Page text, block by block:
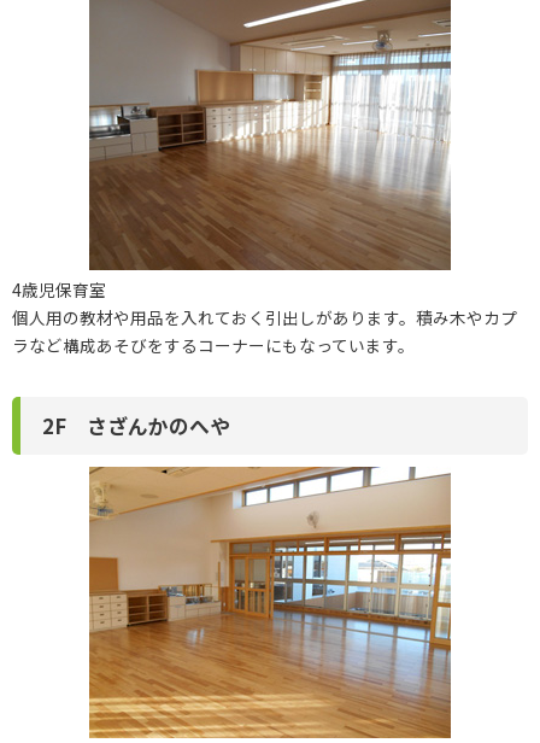
4歳児保育室
個人用の教材や用品を入れておく引出しがあります。積み木やカプ
ラなど構成あそびをするコーナーにもなっています。
2F さざんかのへや